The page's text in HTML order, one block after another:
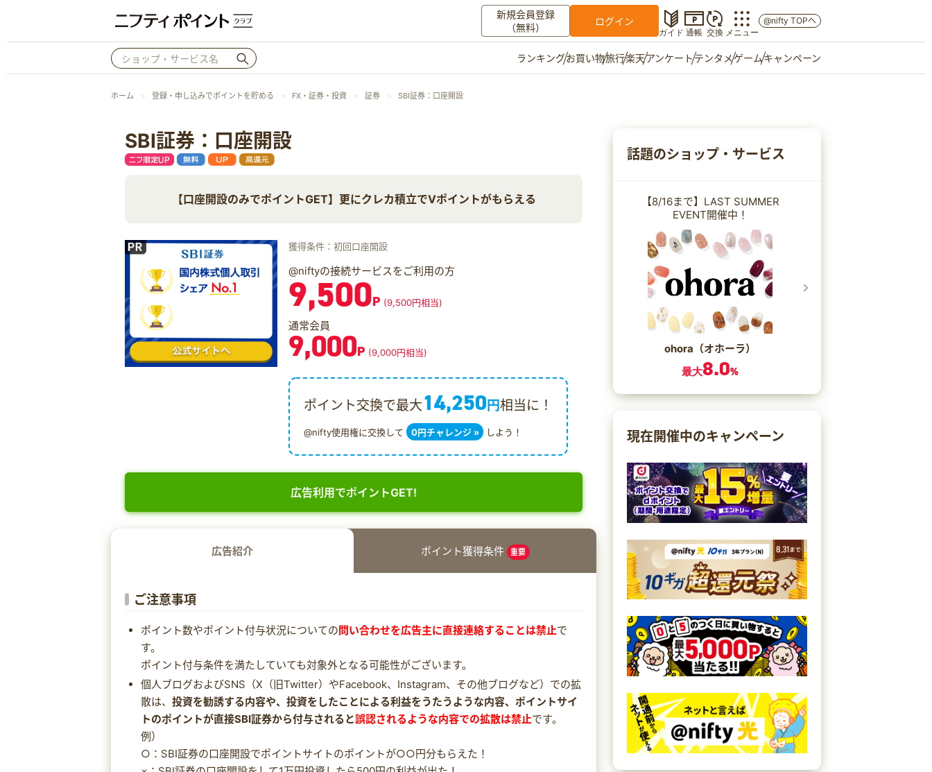
新規会員登録
（無料）
ログイン
ガイド 通帳 交換 メニュー
お知らせ
初心者ガイド ご意見箱
@nifty TOPへ
ランキングお買い物旅行楽天アンケートテンタメゲームキャンペーン
ホーム 登録・申し込みでポイントを貯める FX・証券・投資 証券 SBI証券：口座開設
SBI証券：口座開設
【口座開設のみでポイントGET】更にクレカ積立でVポイントがもらえる
獲得条件：初回口座開設
@niftyの接続サービスをご利用の方
9,500P (9,500円相当)
通常会員
9,000P (9,000円相当)
ポイント交換で最大14,250円相当に！
@nifty使用権に交換して 0円チャレンジ » しよう！
広告利用でポイントGET!
広告紹介 ポイント獲得条件 重要
ご注意事項
ポイント数やポイント付与状況についての問い合わせを広告主に直接連絡することは禁止で
す。
ポイント付与条件を満たしていても対象外となる可能性がございます。
個人ブログおよびSNS（X（旧Twitter）やFacebook、Instagram、その他ブログなど）での拡
散は、 投資を勧誘する内容や、投資をしたことによる利益をうたうような内容、ポイントサイ
トのポイントが直接SBI証券から付与されると誤認されるような内容での拡散は禁止です。
例）
○：SBI証券の口座開設でポイントサイトのポイントが○○円分もらえた！
話題のショップ・サービス
【8/16まで】LAST SUMMER
EVENT開催中！
ohora（オホーラ）
最大8.0%
現在開催中のキャンペーン